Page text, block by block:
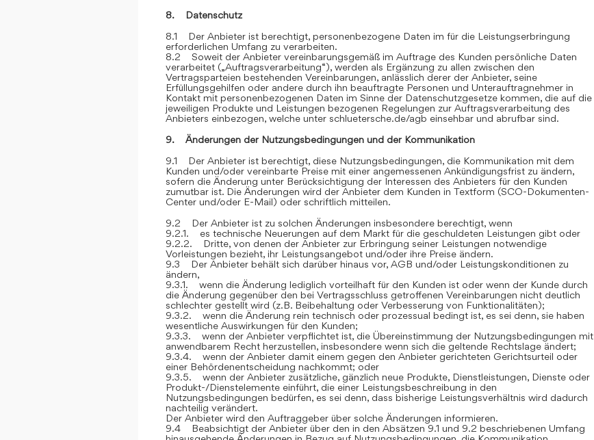
8. Datenschutz
8.1 Der Anbieter ist berechtigt, personenbezogene Daten im für die Leistungserbringung
erforderlichen Umfang zu verarbeiten.
8.2 Soweit der Anbieter vereinbarungsgemäß im Auftrage des Kunden persönliche Daten
verarbeitet („Auftragsverarbeitung“), werden als Ergänzung zu allen zwischen den
Vertragsparteien bestehenden Vereinbarungen, anlässlich derer der Anbieter, seine
Erfüllungsgehilfen oder andere durch ihn beauftragte Personen und Unterauftragnehmer in
Kontakt mit personenbezogenen Daten im Sinne der Datenschutzgesetze kommen, die auf die
jeweiligen Produkte und Leistungen bezogenen Regelungen zur Auftragsverarbeitung des
Anbieters einbezogen, welche unter schluetersche.de/agb einsehbar und abrufbar sind.
9. Änderungen der Nutzungsbedingungen und der Kommunikation
9.1 Der Anbieter ist berechtigt, diese Nutzungsbedingungen, die Kommunikation mit dem
Kunden und/oder vereinbarte Preise mit einer angemessenen Ankündigungsfrist zu ändern,
sofern die Änderung unter Berücksichtigung der Interessen des Anbieters für den Kunden
zumutbar ist. Die Änderungen wird der Anbieter dem Kunden in Textform (SCO-Dokumenten-
Center und/oder E-Mail) oder schriftlich mitteilen.
9.2 Der Anbieter ist zu solchen Änderungen insbesondere berechtigt, wenn
9.2.1. es technische Neuerungen auf dem Markt für die geschuldeten Leistungen gibt oder
9.2.2. Dritte, von denen der Anbieter zur Erbringung seiner Leistungen notwendige
Vorleistungen bezieht, ihr Leistungsangebot und/oder ihre Preise ändern.
9.3 Der Anbieter behält sich darüber hinaus vor, AGB und/oder Leistungskonditionen zu
ändern,
9.3.1. wenn die Änderung lediglich vorteilhaft für den Kunden ist oder wenn der Kunde durch
die Änderung gegenüber den bei Vertragsschluss getroffenen Vereinbarungen nicht deutlich
schlechter gestellt wird (z.B. Beibehaltung oder Verbesserung von Funktionalitäten);
9.3.2. wenn die Änderung rein technisch oder prozessual bedingt ist, es sei denn, sie haben
wesentliche Auswirkungen für den Kunden;
9.3.3. wenn der Anbieter verpflichtet ist, die Übereinstimmung der Nutzungsbedingungen mit
anwendbarem Recht herzustellen, insbesondere wenn sich die geltende Rechtslage ändert;
9.3.4. wenn der Anbieter damit einem gegen den Anbieter gerichteten Gerichtsurteil oder
einer Behördenentscheidung nachkommt; oder
9.3.5. wenn der Anbieter zusätzliche, gänzlich neue Produkte, Dienstleistungen, Dienste oder
Produkt-/Dienstelemente einführt, die einer Leistungsbeschreibung in den
Nutzungsbedingungen bedürfen, es sei denn, dass bisherige Leistungsverhältnis wird dadurch
nachteilig verändert.
Der Anbieter wird den Auftraggeber über solche Änderungen informieren.
9.4 Beabsichtigt der Anbieter über den in den Absätzen 9.1 und 9.2 beschriebenen Umfang